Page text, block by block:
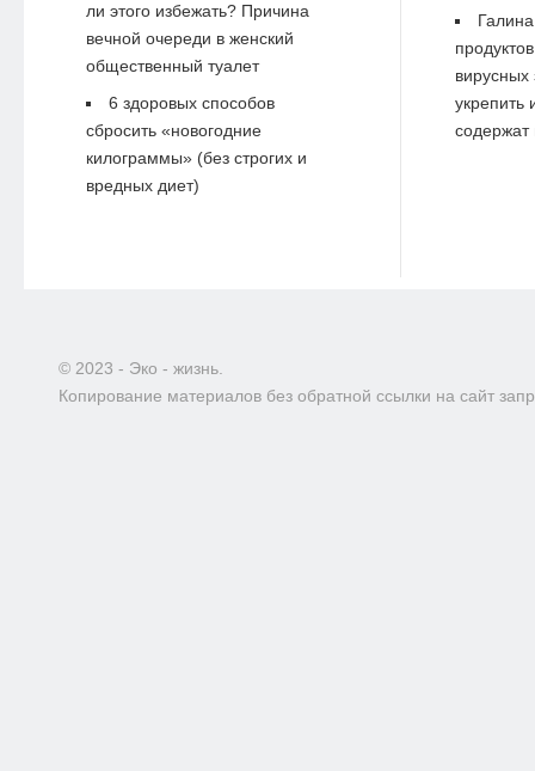
ли этого избежать? Причина
вечной очереди в женский
общественный туалет
6 здоровых способов
сбросить «новогодние
килограммы» (без строгих и
вредных диет)
Галина
вирусных
укрепить
содержат
© 2023 - Эко - жизнь.
Копирование материалов без обратной ссылки на сайт